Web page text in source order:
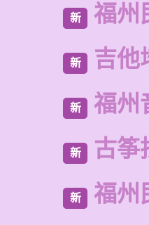
新 福州
新 吉他
新 福州
新 古筝
新 福州